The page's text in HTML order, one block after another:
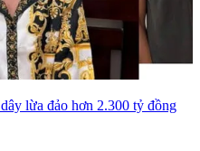
lừa đảo hơn 2.300 tỷ đồng